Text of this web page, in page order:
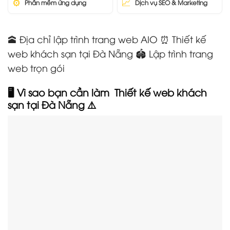
Phần mềm ứng dụng Dịch vụ SEO & Marketing
🕋 Địa chỉ lập trình trang web AIO ⏰ Thiết kế
web khách sạn tại Đà Nẵng 🏟️ Lập trình trang
web trọn gói
🖥️ Vì sao bạn cần làm Thiết kế web khách
sạn tại Đà Nẵng ⚠️